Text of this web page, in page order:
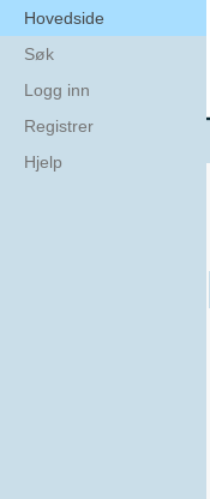
Hovedside
Søk
Logg inn
Registrer
Hjelp